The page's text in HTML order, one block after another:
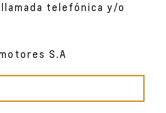
telefónica y/o
S.A